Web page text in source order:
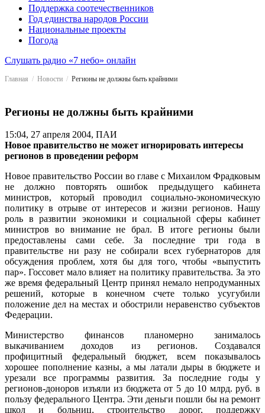
Поддержка соотечественников
Год единства народов России
Национальные проекты
Погода
Слушать радио «7 небо» онлайн
Главная Новости Регионы не должны быть крайними
Регионы не должны быть крайними
15:04, 27 апреля 2004, ПАИ
Новое правительство не может игнорировать интересы
регионов в проведении реформ
Новое правительство России во главе с Михаилом Фрадковым
не должно повторять ошибок предыдущего кабинета
министров, который проводил социально-экономическую
политику в отрыве от интересов и жизни регионов. Нашу
роль в развитии экономики и социальной сферы кабинет
министров во внимание не брал. В итоге регионы были
предоставлены сами себе. За последние три года в
правительстве ни разу не собирали всех губернаторов для
обсуждения проблем, хотя бы для того, чтобы «выпустить
пар». Госсовет мало влияет на политику правительства. За это
же время федеральный Центр принял немало непродуманных
решений, которые в конечном счете только усугубили
положение дел на местах и обострили неравенство субъектов
Федерации.
Министерство финансов планомерно занималось
выкачиванием доходов из регионов. Создавался
профицитный федеральный бюджет, всем показывалось
хорошее пополнение казны, а мы латали дыры в бюджете и
урезали все программы развития. За последние годы у
регионов-доноров изъяли из бюджета от 5 до 10 млрд. руб. в
пользу федерального Центра. Эти деньги пошли бы на ремонт
школ и больниц, строительство дорог, поддержку